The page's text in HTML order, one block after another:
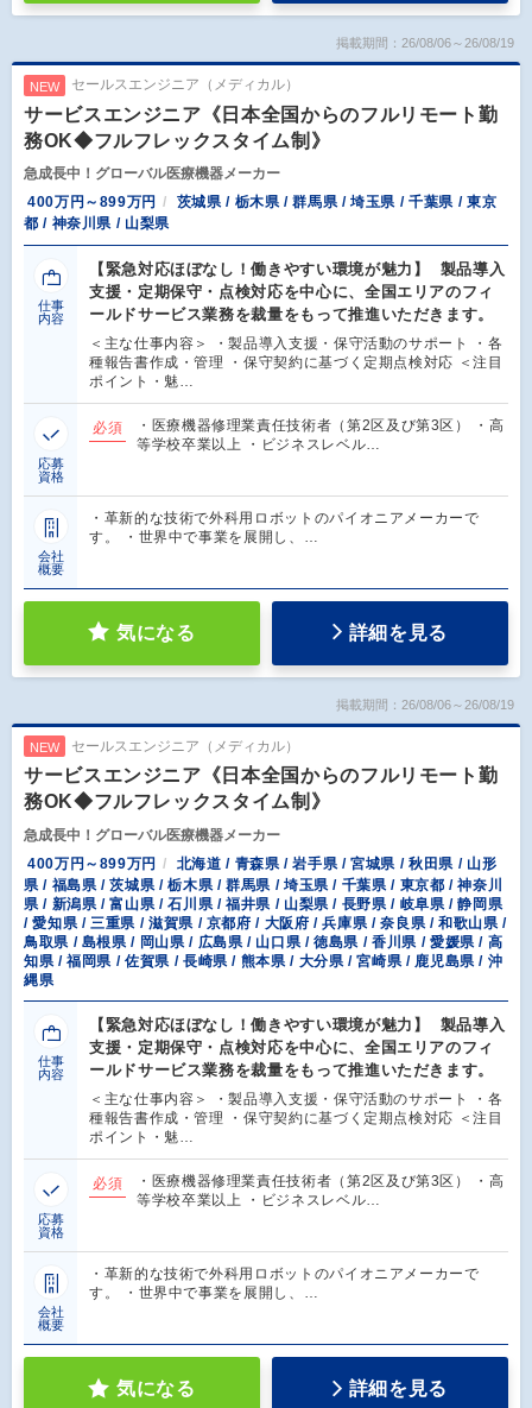
掲載期間：26/08/06～26/08/19
NEW セールスエンジニア（メディカル）
サービスエンジニア《日本全国からのフルリモート勤
務OK◆フルフレックスタイム制》
急成長中！グローバル医療機器メーカー
400万円～899万円
茨城県 / 栃木県 / 群馬県 / 埼玉県 / 千葉県 / 東京
都 / 神奈川県 / 山梨県
仕事
内容
【緊急対応ほぼなし！働きやすい環境が魅力】 製品導入
支援・定期保守・点検対応を中心に、全国エリアのフィ
ールドサービス業務を裁量をもって推進いただきます。
＜主な仕事内容＞ ・製品導入支援・保守活動のサポート ・各
種報告書作成・管理 ・保守契約に基づく定期点検対応 ＜注目
ポイント・魅…
応募
資格
必須
・医療機器修理業責任技術者（第2区及び第3区） ・高
等学校卒業以上 ・ビジネスレベル…
会社
概要
・革新的な技術で外科用ロボットのパイオニアメーカーで
す。 ・世界中で事業を展開し、…
気になる 詳細を見る
掲載期間：26/08/06～26/08/19
NEW セールスエンジニア（メディカル）
サービスエンジニア《日本全国からのフルリモート勤
務OK◆フルフレックスタイム制》
急成長中！グローバル医療機器メーカー
400万円～899万円
北海道 / 青森県 / 岩手県 / 宮城県 / 秋田県 / 山形
県 / 福島県 / 茨城県 / 栃木県 / 群馬県 / 埼玉県 / 千葉県 / 東京都 / 神奈川
県 / 新潟県 / 富山県 / 石川県 / 福井県 / 山梨県 / 長野県 / 岐阜県 / 静岡県
/ 愛知県 / 三重県 / 滋賀県 / 京都府 / 大阪府 / 兵庫県 / 奈良県 / 和歌山県 /
鳥取県 / 島根県 / 岡山県 / 広島県 / 山口県 / 徳島県 / 香川県 / 愛媛県 / 高
知県 / 福岡県 / 佐賀県 / 長崎県 / 熊本県 / 大分県 / 宮崎県 / 鹿児島県 / 沖
縄県
仕事
内容
【緊急対応ほぼなし！働きやすい環境が魅力】 製品導入
支援・定期保守・点検対応を中心に、全国エリアのフィ
ールドサービス業務を裁量をもって推進いただきます。
＜主な仕事内容＞ ・製品導入支援・保守活動のサポート ・各
種報告書作成・管理 ・保守契約に基づく定期点検対応 ＜注目
ポイント・魅…
応募
資格
必須
・医療機器修理業責任技術者（第2区及び第3区） ・高
等学校卒業以上 ・ビジネスレベル…
会社
概要
・革新的な技術で外科用ロボットのパイオニアメーカーで
す。 ・世界中で事業を展開し、…
気になる 詳細を見る